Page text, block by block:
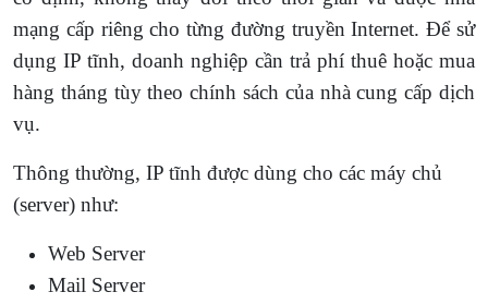
mạng cấp riêng cho từng đường truyền Internet. Để sử
dụng IP tĩnh, doanh nghiệp cần trả phí thuê hoặc mua
hàng tháng tùy theo chính sách của nhà cung cấp dịch
vụ.
Thông thường, IP tĩnh được dùng cho các máy chủ
(server) như:
Web Server
Mail Server